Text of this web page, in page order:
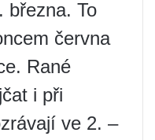
března. To
června
Rané
i při
ve 2. –